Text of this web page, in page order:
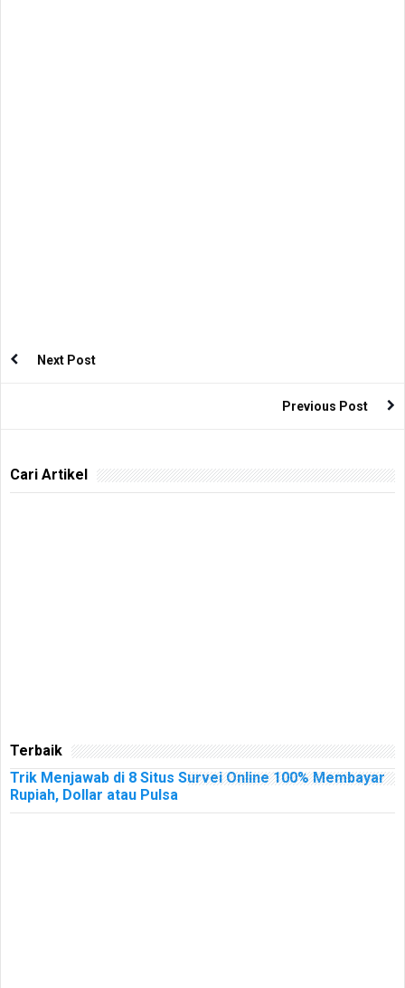
Next Post
Previous Post
Cari Artikel
Terbaik
Trik Menjawab di 8 Situs Survei Online 100% Membayar
Rupiah, Dollar atau Pulsa